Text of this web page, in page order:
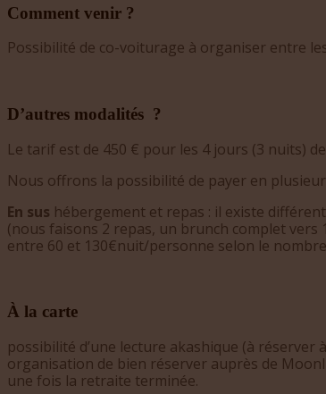
Comment venir ?
Possibilité de co-voiturage à organiser entre
D’autres modalités ?
Le tarif est de 450 € pour les 4 jours (3 nuits)
Nous offrons la possibilité de payer en
En sus hébergement et repas : il existe
(nous faisons 2 repas, un brunch complet
entre 60 et 130€nuit/personne selon le
À la carte
possibilité d’une lecture akashique (à
organisation de bien réserver auprès de
une fois la retraite terminée.